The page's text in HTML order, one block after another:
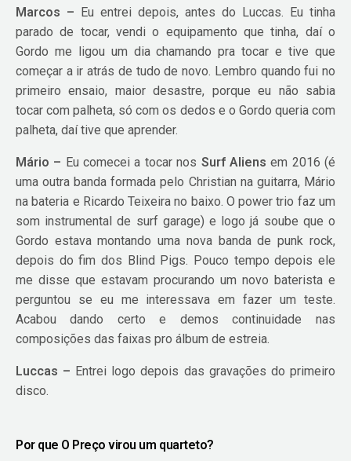
Marcos – Eu entrei depois, antes do Luccas. Eu tinha
parado de tocar, vendi o equipamento que tinha, daí o
Gordo me ligou um dia chamando pra tocar e tive que
começar a ir atrás de tudo de novo. Lembro quando fui no
primeiro ensaio, maior desastre, porque eu não sabia
tocar com palheta, só com os dedos e o Gordo queria com
palheta, daí tive que aprender.
Mário – Eu comecei a tocar nos Surf Aliens em 2016 (é
uma outra banda formada pelo Christian na guitarra, Mário
na bateria e Ricardo Teixeira no baixo. O power trio faz um
som instrumental de surf garage) e logo já soube que o
Gordo estava montando uma nova banda de punk rock,
depois do fim dos Blind Pigs. Pouco tempo depois ele
me disse que estavam procurando um novo baterista e
perguntou se eu me interessava em fazer um teste.
Acabou dando certo e demos continuidade nas
composições das faixas pro álbum de estreia.
Luccas – Entrei logo depois das gravações do primeiro
disco.
Por que O Preço virou um quarteto?